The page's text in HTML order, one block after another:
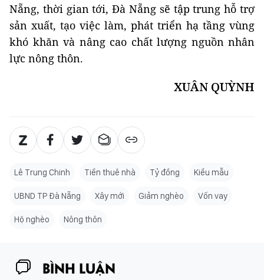
Nẵng, thời gian tới, Đà Nẵng sẽ tập trung hỗ trợ
sản xuất, tạo việc làm, phát triển hạ tầng vùng
khó khăn và nâng cao chất lượng nguồn nhân
lực nông thôn.
XUÂN QUỲNH
Lê Trung Chinh Tiền thuê nhà Tỷ đồng Kiểu mẫu
UBND TP Đà Nẵng Xây mới Giảm nghèo Vốn vay
Hộ nghèo Nông thôn
BÌNH LUẬN